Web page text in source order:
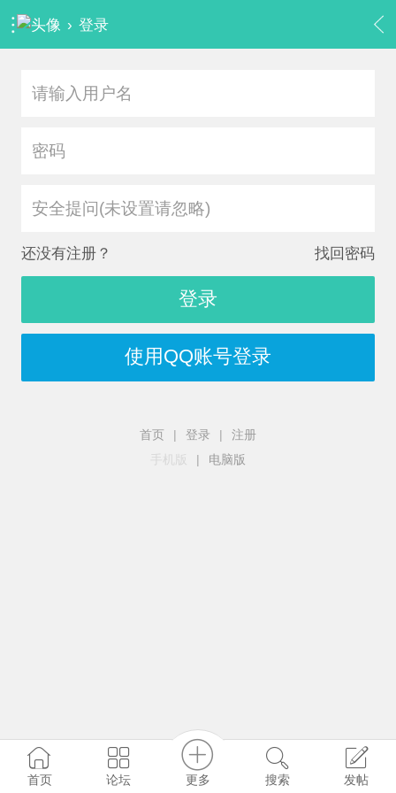
› 登录
安全提问(未设置请忽略)
还没有注册？ 找回密码
登录
使用QQ账号登录
首页 | 登录 |
注册
手机版
| 电脑版
首页 论坛 更多 搜索 发帖